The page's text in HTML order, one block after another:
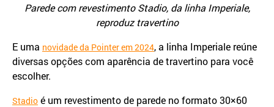
Parede com revestimento Stadio, da linha Imperiale,
reproduz travertino
E uma novidade da Pointer em 2024, a linha Imperiale reúne
diversas opções com aparência de travertino para você
escolher.
Stadio é um revestimento de parede no formato 30×60